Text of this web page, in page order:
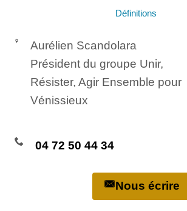
Définitions
Aurélien Scandolara
Président du groupe Unir,
Résister, Agir Ensemble pour
Vénissieux
04 72 50 44 34
Nous écrire